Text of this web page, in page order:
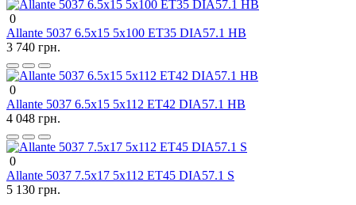
0
Allante 5037 6.5x15 5x100 ET35 DIA57.1 HB
3 740 грн.
0
Allante 5037 6.5x15 5x112 ET42 DIA57.1 HB
4 048 грн.
0
Allante 5037 7.5x17 5x112 ET45 DIA57.1 S
5 130 грн.